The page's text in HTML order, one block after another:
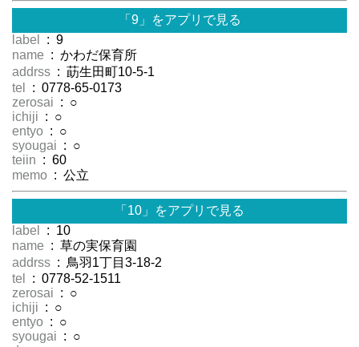
「9」をアプリで見る
label
: 9
name : かわだ保育所
addrss : 莇生田町10-5-1
tel
: 0778-65-0173
zerosai : ○
ichiji : ○
entyo : ○
syougai : ○
teiin : 60
memo : 公立
「10」をアプリで見る
label
: 10
name : 草の実保育園
addrss : 鳥羽1丁目3-18-2
tel
: 0778-52-1511
zerosai : ○
ichiji : ○
entyo : ○
syougai : ○